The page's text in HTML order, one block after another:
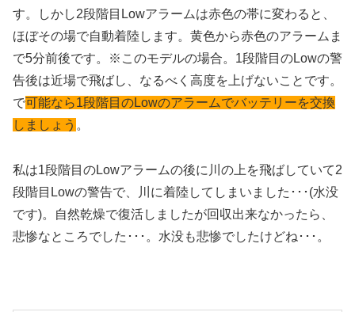
す。しかし2段階目Lowアラームは赤色の帯に変わると、
ほぼその場で自動着陸します。黄色から赤色のアラームま
で5分前後です。※このモデルの場合。1段階目のLowの警
告後は近場で飛ばし、なるべく高度を上げないことです。
で可能なら1段階目のLowのアラームでバッテリーを交換
しましょう 。
私は1段階目のLowアラームの後に川の上を飛ばしていて2
段階目Lowの警告で、川に着陸してしまいました･･･(水没
です)。自然乾燥で復活しましたが回収出来なかったら、
悲惨なところでした･･･。水没も悲惨でしたけどね･･･。